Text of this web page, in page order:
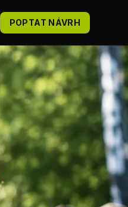
POPTAT NÁVRH